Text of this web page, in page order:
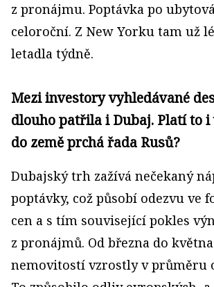
z pronájmu. Poptávka po
celoroční. Z New Yorku tam už
letadla týdně.
Mezi investory vyhledávané
dlouho patřila i Dubaj. Platí to i
do země prchá řada Rusů?
Dubajský trh zažívá nečekaný
poptávky, což působí odezvu ve
cen a s tím související pokles
z pronájmů. Od března do
nemovitostí vzrostly v průměru